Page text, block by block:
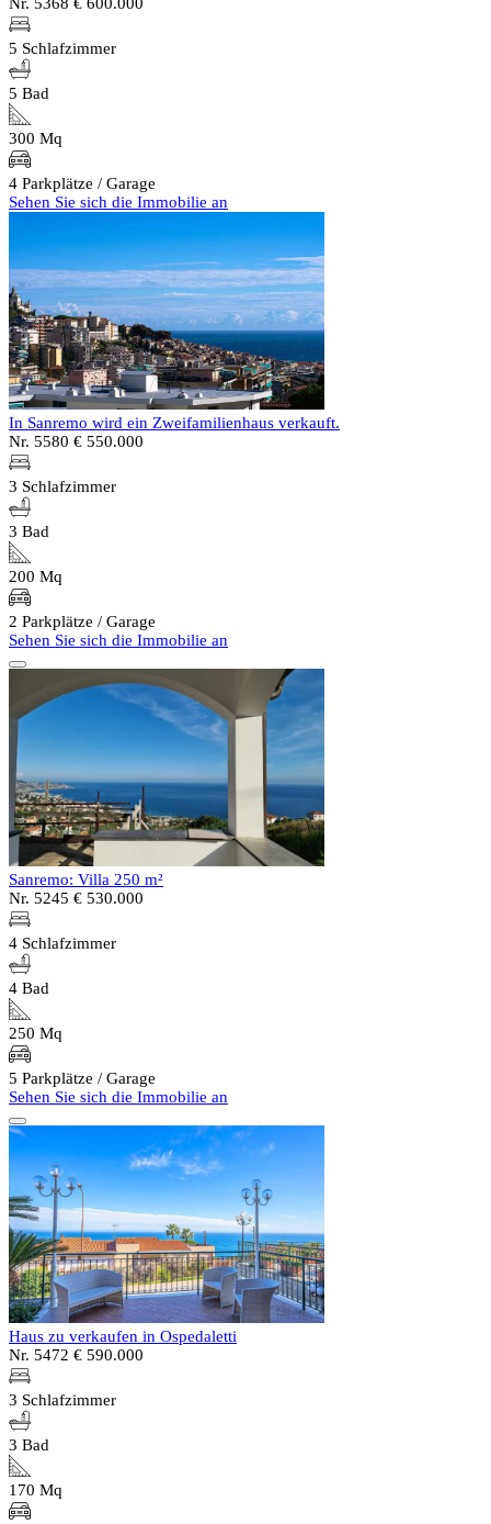
5 Schlafzimmer
5 Bad
300 Mq
4 Parkplätze / Garage
Sehen Sie sich die Immobilie an
In Sanremo wird ein Zweifamilienhaus verkauft.
Nr. 5580 € 550.000
3 Schlafzimmer
3 Bad
200 Mq
2 Parkplätze / Garage
Sehen Sie sich die Immobilie an
Sanremo: Villa 250 m²
Nr. 5245 € 530.000
4 Schlafzimmer
4 Bad
250 Mq
5 Parkplätze / Garage
Sehen Sie sich die Immobilie an
Haus zu verkaufen in Ospedaletti
Nr. 5472 € 590.000
3 Schlafzimmer
3 Bad
170 Mq